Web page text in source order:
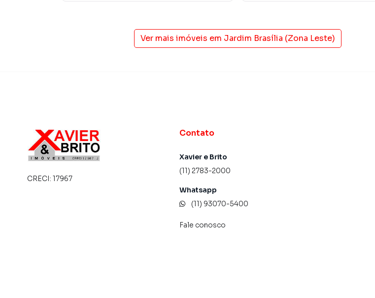
Ver mais imóveis em Jardim Brasília (Zona Leste)
CRECI: 17967
Contato
Xavier e Brito
(11) 2783-2000
Whatsapp
(11) 93070-5400
Fale conosco